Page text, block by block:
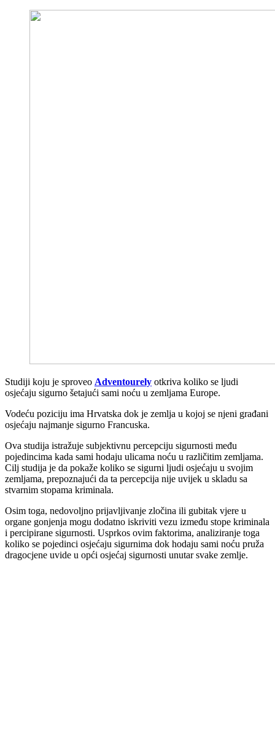
Studiji koju je sproveo Adventourely otkriva koliko se ljudi
osjećaju sigurno šetajući sami noću u zemljama Europe.
Vodeću poziciju ima Hrvatska dok je zemlja u kojoj se njeni građani
osjećaju najmanje sigurno Francuska.
Ova studija istražuje subjektivnu percepciju sigurnosti među
pojedincima kada sami hodaju ulicama noću u različitim zemljama.
Cilj studija je da pokaže koliko se sigurni ljudi osjećaju u svojim
zemljama, prepoznajući da ta percepcija nije uvijek u skladu sa
stvarnim stopama kriminala.
Osim toga, nedovoljno prijavljivanje zločina ili gubitak vjere u
organe gonjenja mogu dodatno iskriviti vezu između stope kriminala
i percipirane sigurnosti. Usprkos ovim faktorima, analiziranje toga
koliko se pojedinci osjećaju sigurnima dok hodaju sami noću pruža
dragocjene uvide u opći osjećaj sigurnosti unutar svake zemlje.